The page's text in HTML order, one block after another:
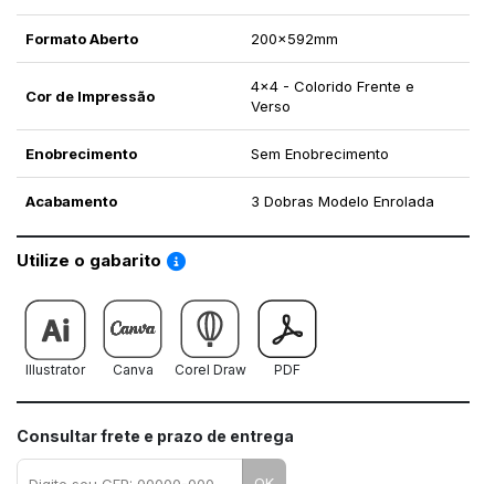
Formato Aberto 200x592mm
Cor de Impressão
4x4 - Colorido Frente e
Verso
Enobrecimento Sem Enobrecimento
Acabamento 3 Dobras Modelo Enrolada
Utilize o gabarito Saiba como utilizar os nossos gabaritos
Illustrator Canva Corel Draw PDF
Consultar frete e prazo de entrega